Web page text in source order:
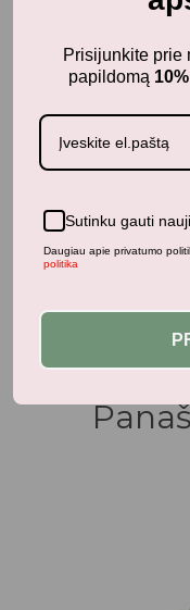
LIEWOOD
Prisijunkite prie
papildomą
Sutinku gauti
Daugiau apie privatumo
politika